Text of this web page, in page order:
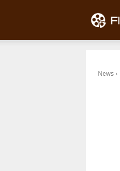
News